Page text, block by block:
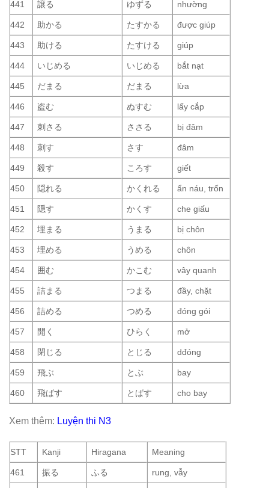
441 譲る ゆずる nhường
442 助かる たすかる được giúp
443 助ける たすける giúp
444 いじめる いじめる bắt nạt
445 だまる だまる lừa
446 盗む ぬすむ lấy cắp
447 刺さる ささる bị đâm
448 刺す さす đâm
449 殺す ころす giết
450 隠れる かくれる ẩn náu, trốn
451 隠す かくす che giấu
452 埋まる うまる bị chôn
453 埋める うめる chôn
454 囲む かこむ vây quanh
455 詰まる つまる đầy, chặt
456 詰める つめる đóng gói
457 開く ひらく mở
458 閉じる とじる dđóng
459 飛ぶ とぶ bay
460 飛ばす とばす cho bay
Xem thêm: Luyện thi N3
STT Kanji Hiragana Meaning
461 振る ふる rung, vẫy